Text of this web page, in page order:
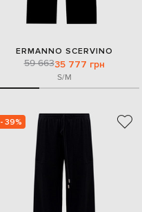
ERMANNO SCERVINO
59 66335 777 грн
S/M
- 39%